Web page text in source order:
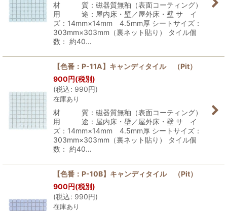
材 質：磁器質無釉（表面コーティング）
用 途：屋内床・壁／屋外床・壁 サ イ
ズ：14mm×14mm 4.5mm厚 シートサイズ：
303mm×303mm（裏ネット貼り） タイル個
数： 約40…
【色番：P-11A】キャンディタイル （Pit）
900円(税別)
(税込: 990円)
在庫あり
材 質：磁器質無釉（表面コーティング）
用 途：屋内床・壁／屋外床・壁 サ イ
ズ：14mm×14mm 4.5mm厚 シートサイズ：
303mm×303mm（裏ネット貼り） タイル個
数： 約40…
【色番：P-10B】キャンディタイル （Pit）
900円(税別)
(税込: 990円)
在庫あり